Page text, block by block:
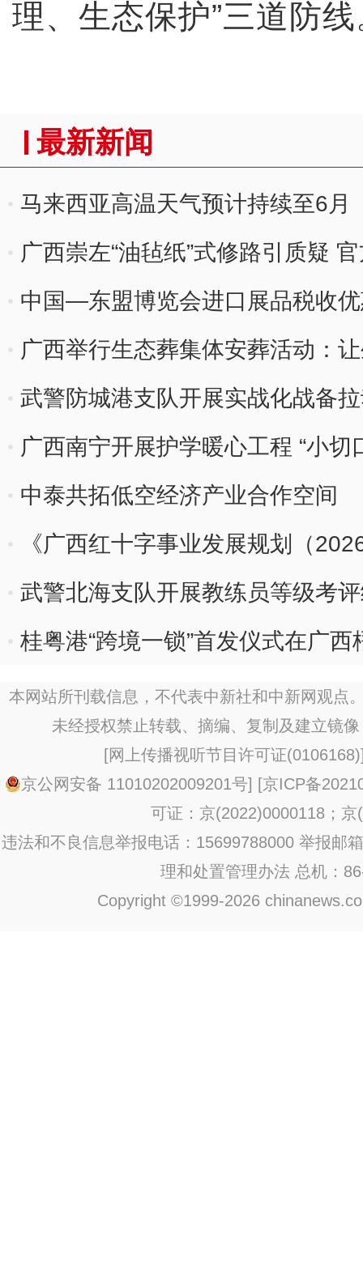
理、生态保护”三道防
最新新闻
马来西亚高温天气预计持续至6月
广西崇左“油毡纸”式修路引质疑
中国—东盟博览会进口展品税收
广西举行生态葬集体安葬活动：
间
武警防城港支队开展实战化战备
广西南宁开展护学暖心工程 “小切
中泰共拓低空经济产业合作空间
《广西红十字事业发展规划（
武警北海支队开展教练员等级考
桂粤港“跨境一锁”首发仪式在广西
本网站所刊载信息，不代表中新社和中新网观点
未经授权禁止转载、摘编、复制及建立镜
[网上传播视听节目许可证(0106168)
京公网安备 11010202009201号] [京ICP备
可证：京(2022)0000118；京
违法和不良信息举报电话：15699788000 举报邮
理和处置管理办法 总机：
Copyright ©1999-2026